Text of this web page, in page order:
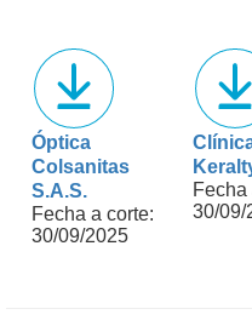
Óptica
Colsanitas
S.A.S.
Fecha a corte:
30/09/2025
Fecha
30/09/